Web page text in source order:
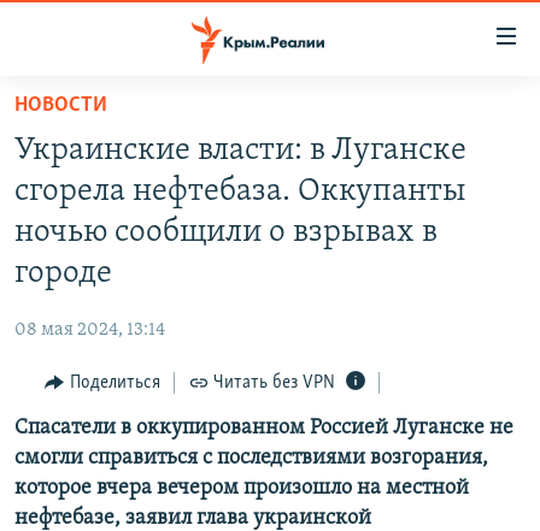
Вернуться
основному
содержанию
Вернутся
главной
Вернутся
поиску
СПЕЦПРОЕКТЫ
ВОДА
ИНФОГРАФИКА
ТЕЛЕПРОЕКТ КРЫМ.РЕАЛИИ
СОВЕТЫ ПРАВОЗАЩИТНИКОВ
ПРОПАВШИЕ БЕЗ ВЕСТИ
РАДІО СВОБОДА
КАК ОБОЙТИ БЛОКИРОВКУ
Українською
Qırımtatar
НОВОСТИ
Украинские власти: в Луганске
сгорела нефтебаза. Оккупанты
ночью сообщили о взрывах в
городе
08 мая 2024, 13:14
Поделиться Читать без VPN
Спасатели в оккупированном Россией Луганске не
смогли справиться с последствиями возгорания,
которое вчера вечером произошло на местной
нефтебазе, заявил глава украинской